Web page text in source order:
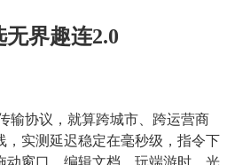
界趣连2.0
输协议，就算跨城市、跨运营商
，实测延迟稳定在毫秒级，指令下
动窗口、编辑文档、玩端游时，光